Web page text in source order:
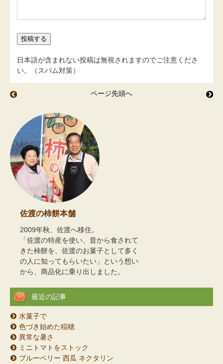
日本語が含まれない投稿は無視されますのでご注意くださ
い。（スパム対策）
ページ先頭へ
佐渡の柿餅本舗
2009年秋、佐渡へ移住。
「佐渡の特産を使い、昔から食されて
きた柿餅を、佐渡のお菓子として多く
の人に知ってもらいたい」という想い
から、商品化に乗り出しました。
最近の記事
水菓子で
色づき始めた稲穂
異常な暑さ
ミニトマトをストック
ブルーベリー 西瓜 ネクタリン